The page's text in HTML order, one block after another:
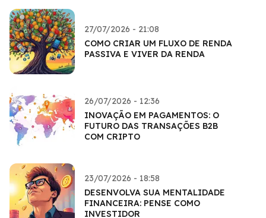
27/07/2026 - 21:08
COMO CRIAR UM FLUXO DE RENDA
PASSIVA E VIVER DA RENDA
26/07/2026 - 12:36
INOVAÇÃO EM PAGAMENTOS: O
FUTURO DAS TRANSAÇÕES B2B
COM CRIPTO
23/07/2026 - 18:58
DESENVOLVA SUA MENTALIDADE
FINANCEIRA: PENSE COMO
INVESTIDOR